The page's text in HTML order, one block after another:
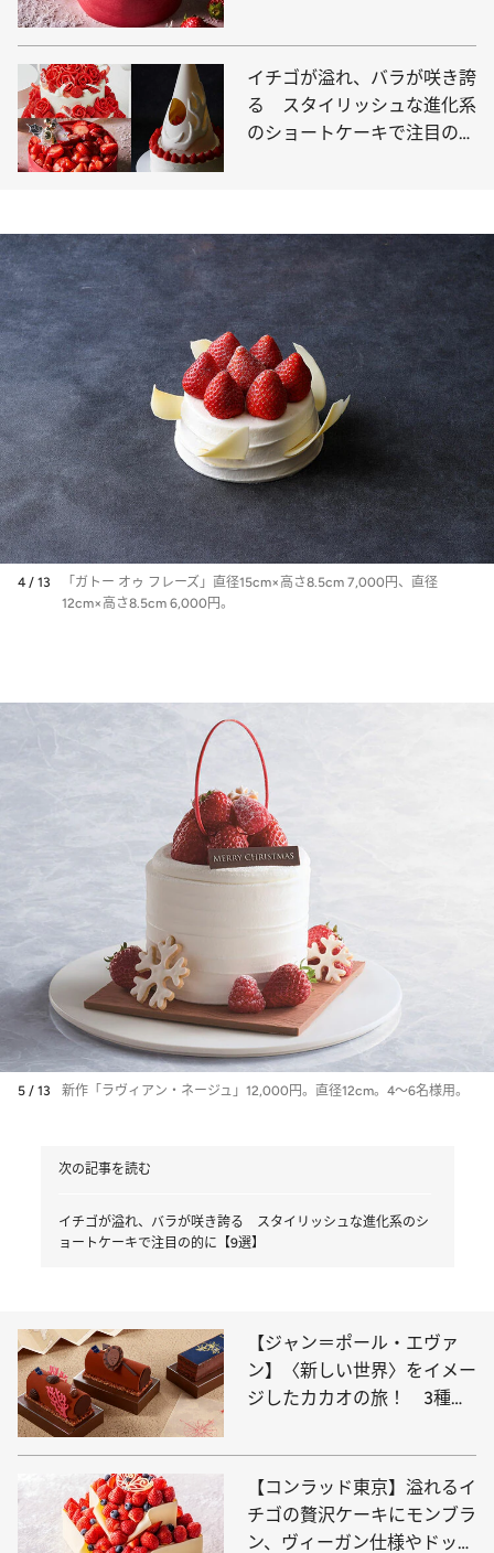
イチゴが溢れ、バラが咲き誇
る スタイリッシュな進化系
のショートケーキで注目の的
4 / 13
「ガトー オゥ フレーズ」直径15cm×高さ8.5cm 7,000円、直径
12cm×高さ8.5cm 6,000円。
5 / 13 新作「ラヴィアン・ネージュ」12,000円。直径12cm。4～6名様用。
次の記事を読む
イチゴが溢れ、バラが咲き誇る スタイリッシュな進化系のシ
ョートケーキで注目の的に【9選】
【ジャン＝ポール・エヴァ
ン】〈新しい世界〉をイメー
ジしたカカオの旅！ 3種の
場
【コンラッド東京】溢れるイ
チゴの贅沢ケーキにモンブラ
ン、ヴィーガン仕様やドッグ